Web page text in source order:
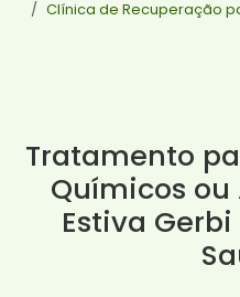
Clínica de Recuperação
Tratamento
Químicos
Estiva